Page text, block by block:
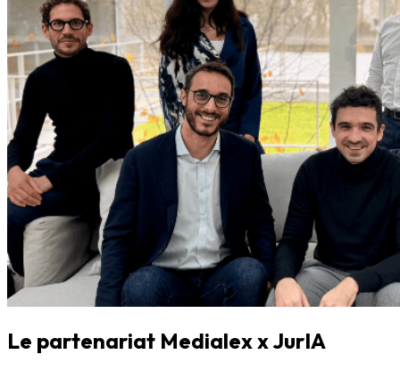
Le partenariat Medialex x JurIA